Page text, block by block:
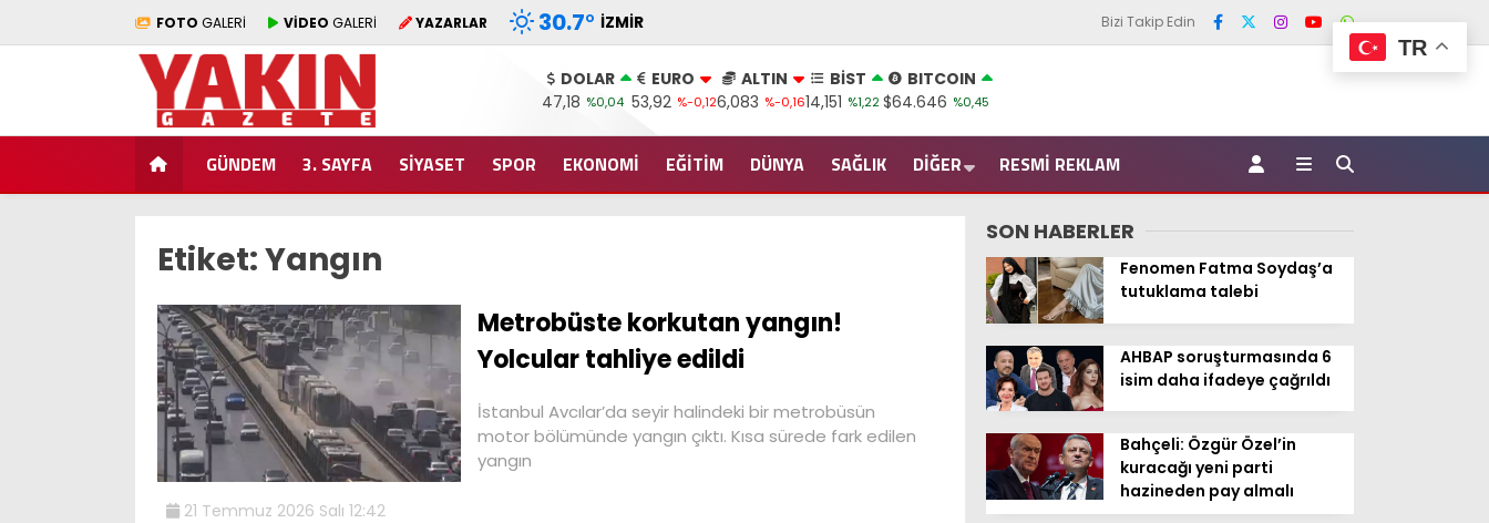
FOTO GALERİ VİDEO GALERİ YAZARLAR 30.7° İZMIR Bizi Takip Edin
DOLAR
47,18 %0,04
EURO
53,92 %-0,12
ALTIN
6,083 %-0,16
BİST
14,151 %1,22
BITCOIN
$64.646 %0,45
GÜNDEM 3. SAYFA SİYASET SPOR EKONOMİ EĞİTİM DÜNYA SAĞLIK DİĞER RESMI REKLAM
Etiket:Yangın
Metrobüste korkutan yangın!
Yolcular tahliye edildi
İstanbul Avcılar’da seyir halindeki bir metrobüsün
motor bölümünde yangın çıktı. Kısa sürede fark edilen
yangın
21 Temmuz 2026 Salı 12:42
SON HABERLER
Fenomen Fatma Soydaş’a
tutuklama talebi
AHBAP soruşturmasında 6
isim daha ifadeye çağrıldı
Bahçeli: Özgür Özel’in
kuracağı yeni parti
hazineden pay almalı
TR